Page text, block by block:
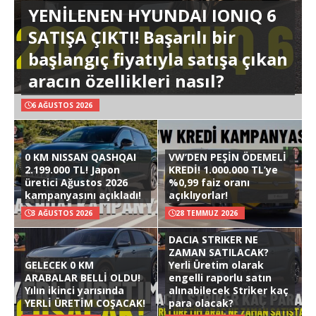
YENİLENEN HYUNDAI IONIQ 6
SATIŞA ÇIKTI! Başarılı bir
başlangıç fiyatıyla satışa çıkan
aracın özellikleri nasıl?
6 AĞUSTOS 2026
0 KM NISSAN QASHQAI
2.199.000 TL! Japon
üretici Ağustos 2026
kampanyasını açıkladı!
3 AĞUSTOS 2026
VW’DEN PEŞİN ÖDEMELİ
KREDİ! 1.000.000 TL’ye
%0,99 faiz oranı
açıklıyorlar!
28 TEMMUZ 2026
GELECEK 0 KM
ARABALAR BELLİ OLDU!
Yılın ikinci yarısında
YERLİ ÜRETİM COŞACAK!
DACIA STRIKER NE
ZAMAN SATILACAK?
Yerli Üretim olarak
engelli raporlu satın
alınabilecek Striker kaç
para olacak?